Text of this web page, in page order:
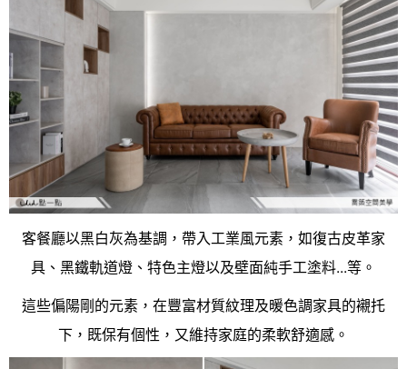
客餐廳以黑白灰為基調，帶入工業風元素，如復古皮革家
具、黑鐵軌道燈、特色主燈以及壁面純手工塗料...等。
這些偏陽剛的元素，在豐富材質紋理及暖色調家具的襯托
下，既保有個性，又維持家庭的柔軟舒適感。
工業
奢華
日式
中式
美式
傢俱建材商方案
一般屋主方案
2房2廳 - 精裝版
3房2聽 - 基本版
3房2廳 - 精裝版
設計知識+
國外案例
設計私房話
桃園市
新竹市
基隆市